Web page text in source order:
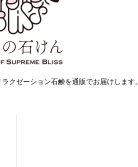
クゼーション石鹸を通販でお届けします。